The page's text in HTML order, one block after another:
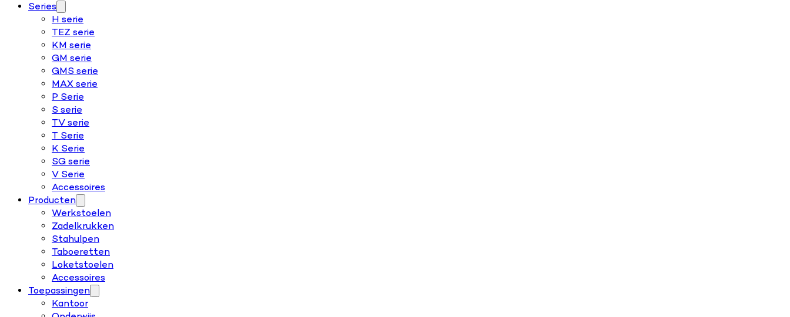
Series
H serie
TEZ serie
KM serie
GM serie
GMS serie
MAX serie
P Serie
S serie
TV serie
T Serie
K Serie
SG serie
V Serie
Accessoires
Producten
Werkstoelen
Zadelkrukken
Stahulpen
Taboeretten
Loketstoelen
Accessoires
Toepassingen
Kantoor